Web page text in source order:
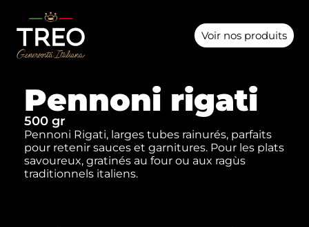
Voir nos produits
Pennoni rigati
500 gr
Pennoni Rigati, larges tubes rainurés, parfaits
pour retenir sauces et garnitures. Pour les plats
savoureux, gratinés au four ou aux ragùs
traditionnels italiens.